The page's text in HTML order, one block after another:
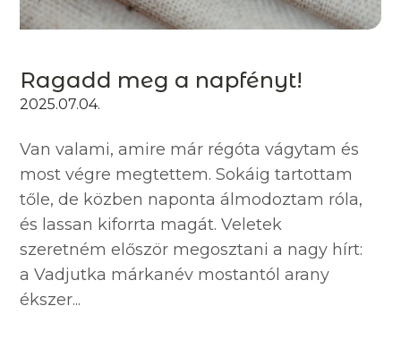
Ragadd meg a napfényt!
2025.07.04.
Van valami, amire már régóta vágytam és
most végre megtettem. Sokáig tartottam
tőle, de közben naponta álmodoztam róla,
és lassan kiforrta magát. Veletek
szeretném először megosztani a nagy hírt:
a Vadjutka márkanév mostantól arany
ékszer...